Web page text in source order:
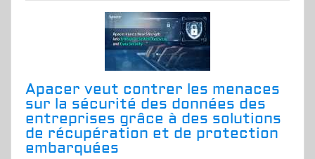
Apacer veut contrer les menaces
sur la sécurité des données des
entreprises grâce à des solutions
de récupération et de protection
embarquées